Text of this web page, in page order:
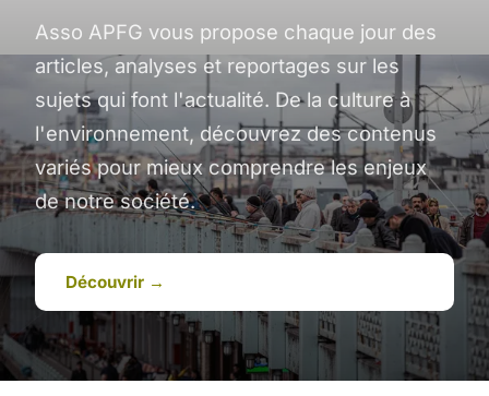
Asso APFG vous propose chaque jour des
articles, analyses et reportages sur les
sujets qui font l'actualité. De la culture à
l'environnement, découvrez des contenus
variés pour mieux comprendre les enjeux
de notre société.
Découvrir →